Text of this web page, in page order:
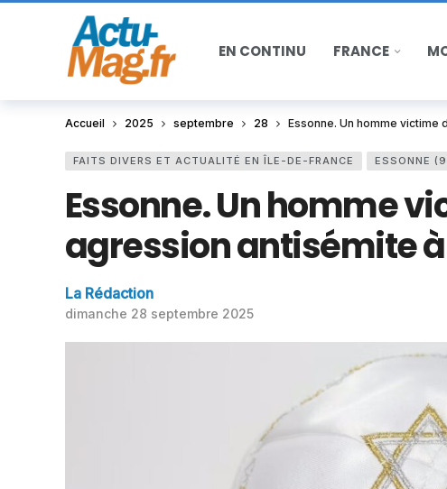
EN CONTINU FRANCE
Accueil 2025 septembre 28 Essonne. Un homme victime
FAITS DIVERS ET ACTUALITÉ EN ÎLE-DE-FRANCE ESSONNE
Essonne. Un homme
agression antisémite
La Rédaction
dimanche 28 septembre 2025